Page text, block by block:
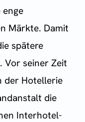
Märkte. Damit
spätere
Vor seiner Zeit
der Hotellerie
die
Interhotel-